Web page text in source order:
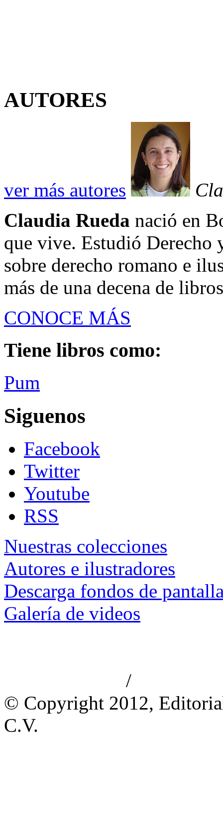
AUTORES
ver más autores
Claudia Rueda nació en
que vive. Estudió Derecho
sobre derecho romano e
más de una decena de
CONOCE MÁS
Tiene libros como:
Pum
Siguenos
Facebook
Twitter
Youtube
RSS
Nuestras colecciones
Autores e ilustradores
Descarga fondos de
Galería de videos
/
© Copyright 2012,
C.V.